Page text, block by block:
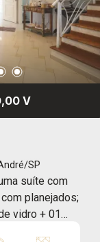
assim
gramática ou
- CRECI:
V
SP
suíte com
vidro + 01